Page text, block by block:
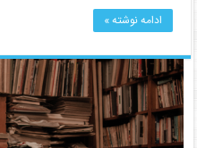
ادامه نوشته »